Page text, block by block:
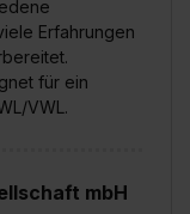
Erfahrungen
für ein
VWL.
mbH